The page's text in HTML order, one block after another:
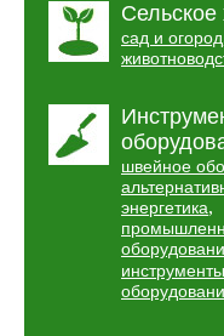
Сельское
сад и огород
швейное
энергетика,
инструменты